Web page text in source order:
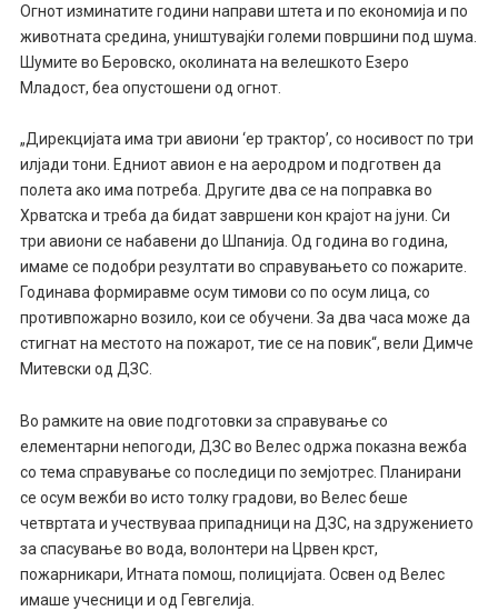
Огнот изминатите години направи штета и по економија и по
животната средина, уништувајќи големи површини под шума.
Шумите во Беровско, околината на велешкото Езеро
Младост, беа опустошени од огнот.
„Дирекцијата има три авиони ‘ер трактор’, со носивост по три
илјади тони. Едниот авион е на аеродром и подготвен да
полета ако има потреба. Другите два се на поправка во
Хрватска и треба да бидат завршени кон крајот на јуни. Си
три авиони се набавени до Шпанија. Од година во година,
имаме се подобри резултати во справувањето со пожарите.
Годинава формиравме осум тимови со по осум лица, со
противпожарно возило, кои се обучени. За два часа може да
стигнат на местото на пожарот, тие се на повик“, вели Димче
Митевски од ДЗС.
Во рамките на овие подготовки за справување со
елементарни непогоди, ДЗС во Велес одржа показна вежба
со тема справување со последици по земјотрес. Планирани
се осум вежби во исто толку градови, во Велес беше
четвртата и учествуваа припадници на ДЗС, на здружението
за спасување во вода, волонтери на Црвен крст,
пожарникари, Итната помош, полицијата. Освен од Велес
имаше учесници и од Гевгелија.